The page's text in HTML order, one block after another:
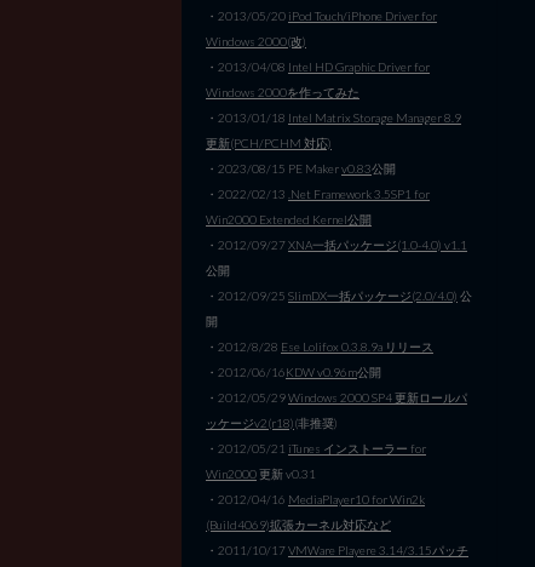
・2013/05/20 iPod Touch/iPhone Driver for
Windows 2000(改)
・2013/04/08 Intel HD Graphic Driver for
Windows 2000を作ってみた
・2013/01/18 Intel Matrix Storage Manager 8.9
更新(PCH/PCHM 対応)
・2023/08/15 PE Makerv0.83公開
・2022/02/13 .Net Framework 3.5SP1 for
Win2000 Extended Kernel公開
・2012/09/27XNA一括パッケージ(1.0-4.0) v1.1
公開
・2012/09/25 SlimDX一括パッケージ(2.0/4.0) 公
開
・2012/8/28 Ese Lolifox 0.3.8.9a リリース
・2012/06/16KDW v0.96m公開
・2012/05/29Windows 2000 SP4 更新ロールパ
ッケージv2(r18)(非推奨)
・2012/05/21 iTunes インストーラー for
Win2000更新 v0.31
・2012/04/16 MediaPlayer10 for Win2k
(Build4069)拡張カーネル対応など
・2011/10/17VMWare Playere 3.14/3.15パッチ